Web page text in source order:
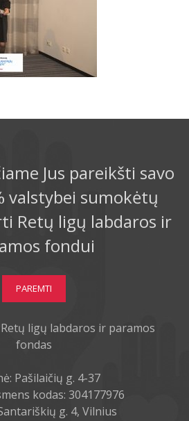
Jus pareikšti savo
valstybei sumokėtų
Retų ligų labdaros ir
fondui
PAREMTI
ligų labdaros ir paramos
fondas
Pašilaičių g. 4-37
kodas: 304177976
g. 4, Vilnius